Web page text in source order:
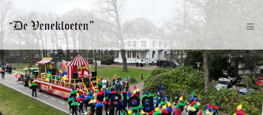
Blog